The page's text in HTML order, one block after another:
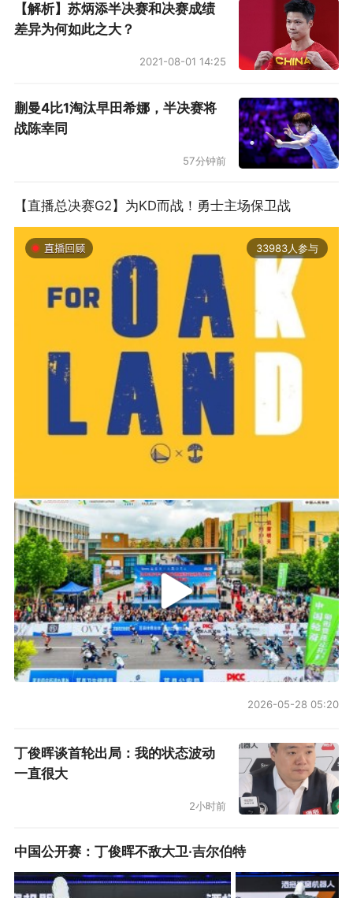
为你足球生涯中最宝贵的财富。”而相比较长友，
谷口彰悟能以主力身份参赛，其实更加实属不
易：“这次失利固然令人失望，但说实话，对于我
们一路走来所经历的一切，我都没有任何负面情
绪。”他坚称不会有任何遗憾：“从上届世界杯开
始，我就竭尽全力为2026年进行准备。我努力为
实话，我对我们经历的过程和所做的一切没有任
何遗憾。”
但事实上，在这支日本队当中，出生于1997-
2000年龄段的“东京一代”才是中流砥柱。只是从
年龄上来讲，97年龄段的前田大然、小川航基、
板仓滉；98年龄段的堂安律、上田绮世、包括稍
大一岁的镰田大地，都很难确保会在下一届世界
杯继续披挂。还有因伤缺阵的南野拓实（31岁）
和三笘薰（29岁），未来数年的发展亦前景难
镰田大地直言：“相比4年前在卡塔尔，我本来更
加有信心。我真心觉得我们本可以走得更远，而
且，我认为我们可以朝着那个夺冠目标而努
力。”或许也正因此，这些中生代球员就更加为此
次出局而遗憾：“我所感受到的失望和失落感，肯
【解析】苏炳添半决赛和决赛成绩
差异为何如此之大？
2021-08-01 14:25
蒯曼4比1淘汰早田希娜，半决赛将
战陈幸同
57分钟前
【直播总决赛G2】为KD而战！勇士主场保卫战
33983人参与
2019-06-14 01:03
2026-05-28 05:20
丁俊晖谈首轮出局：我的状态波动
一直很大
2小时前
中国公开赛：丁俊晖不敌大卫·吉尔伯特